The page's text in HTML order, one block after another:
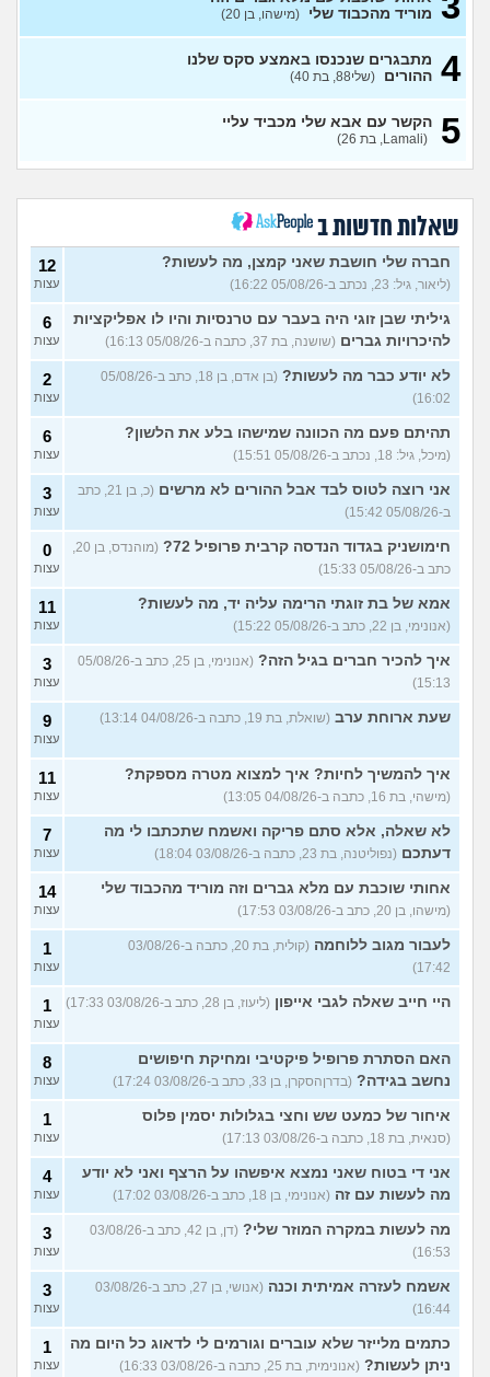
איך אני אמורה להתמודד עם
המצב?
(אנונימית, בת 21) עצות
אני רוצה לנתק איתו קשר ולא
נערה בת 18 שרוצה לצאת
ההורים
(אנונימי, בת 18)
סבתא אהובה, בודדה
ומשתוללת (רק נכד, בן 28)
4
האם אח שלי מקנא/שונא את
אשתי?
(אורי, בן 33)
8
עצות
הבת שלי מדוכדכת שאני ואביה
מבוגרים... איך מתמודדים? (.,
בת 45)
עצות
יש לי אפוטרופוס ואני לא מבין
למה
(זורו, בן 40)
5
עצות
לא יודע מה לעשות יותר עם
המשפחה שלי (יורם, בן 23) עצות
בן 10 לא רוצה שאנחנו ההורים
נהיה נוכחים במסיבת סיום של
הכיתה
(גורי, בן 42)
9
עצות
הטוב להשאר בבגד לאורך זמן
???
(מתלמדת, בת 50)
7
עצות
איך לומר להורים שאני רוצה
להיות חילוני?
(אהרן, בן 17)
9
עצות
עוד שאלות חדשות במדור
מוריד מהכבוד שלי (מישהו, בן 20)
4 מתבגרים שנכנסו באמצע סקס שלנו
ההורים (שלי88, בת 40)
5 הקשר עם אבא שלי מכביד עליי
(Lamali, בת 26)
שאלות חדשות ב
חברה שלי חושבת שאני קמצן, מה לעשות?
(ליאור, גיל: 23, נכתב ב-05/08/26 16:22)
12
עצות
גיליתי שבן זוגי היה בעבר עם טרנסיות והיו לו אפליקציות
להיכרויות גברים (שושנה, בת 37, כתבה ב-05/08/26 16:13)
6
עצות
לא יודע כבר מה לעשות?
(בן אדם, בן 18, כתב ב-05/08/26
16:02)
2
עצות
תהיתם פעם מה הכוונה שמישהו בלע את הלשון?
(מיכל, גיל: 18, נכתב ב-05/08/26 15:51)
6
עצות
אני רוצה לטוס לבד אבל ההורים לא מרשים
(כ, בן 21, כתב
ב-05/08/26 15:42)
3
עצות
חימושניק בגדוד הנדסה קרבית פרופיל 72?
כתב ב-05/08/26 15:33)
0
עצות
אמא של בת זוגתי הרימה עליה יד, מה לעשות?
(אנונימי, בן 22, כתב ב-05/08/26 15:22)
11
עצות
איך להכיר חברים בגיל הזה?
(אנונימי, בן 25, כתב ב-05/08/26
15:13)
3
עצות
שעת ארוחת ערב (שואלת, בת 19, כתבה ב-04/08/26 13:14) 9
עצות
איך להמשיך לחיות? איך למצוא מטרה מספקת?
(מישהי, בת 16, כתבה ב-04/08/26 13:05)
11
עצות
לא שאלה, אלא סתם פריקה ואשמח שתכתבו לי מה
דעתכם (נפוליטנה, בת 23, כתבה ב-03/08/26 18:04)
7
עצות
אחותי שוכבת עם מלא גברים וזה מוריד מהכבוד שלי
(מישהו, בן 20, כתב ב-03/08/26 17:53)
14
עצות
לעבור מגוב ללוחמה
(קולית, בת 20, כתבה ב-03/08/26
17:42)
1
עצות
היי חייב שאלה לגבי אייפון (ליעוז, בן 28, כתב ב-03/08/26 17:33) 1
עצות
האם הסתרת פרופיל פיקטיבי ומחיקת חיפושים
נחשב בגידה? (בדרןהסקרן, בן 33, כתב ב-03/08/26 17:24)
8
עצות
איחור של כמעט שש וחצי בגלולות יסמין פלוס
(סנאית, בת 18, כתבה ב-03/08/26 17:13)
1
עצות
אני די בטוח שאני נמצא איפשהו על הרצף ואני לא יודע
מה לעשות עם זה (אנונימי, בן 18, כתב ב-03/08/26 17:02)
4
עצות
מה לעשות במקרה המוזר שלי?
(דן, בן 42, כתב ב-03/08/26
16:53)
3
עצות
אשמח לעזרה אמיתית וכנה
(אנושי, בן 27, כתב ב-03/08/26
16:44)
3
עצות
כתמים מלייזר שלא עוברים וגורמים לי לדאוג כל היום מה
ניתן לעשות? (אנונימית, בת 25, כתבה ב-03/08/26 16:33)
1
עצות